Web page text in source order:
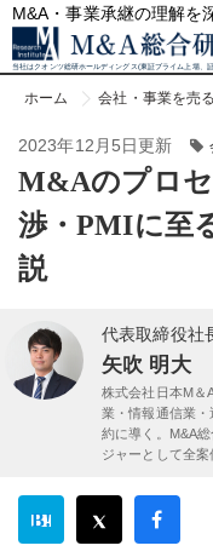
M&A・事業承継の理解を
当社はクオンツ総研ホールディングス(東証プライム上場、
ホーム 会社・事業を売る
2023年12月5日更新
M&Aのプロ
渉・PMIに至
説
代表取締役社
矢吹 明大
株式会社日本M＆
業・情報通信業
約に導く。M&A
ジャーとして全案